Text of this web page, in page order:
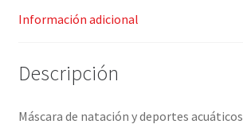
Información adicional
Descripción
Máscara de natación y deportes acuáticos